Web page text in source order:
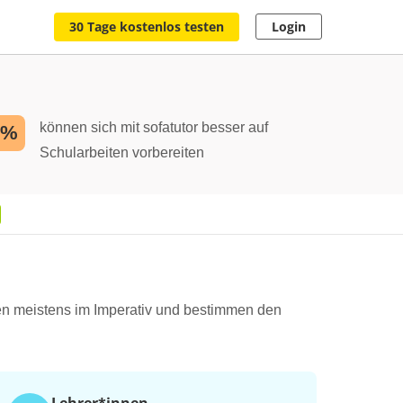
30 Tage kostenlos testen Login
können sich mit sofatutor besser auf
Schularbeiten vorbereiten
meistens im Imperativ und bestimmen den